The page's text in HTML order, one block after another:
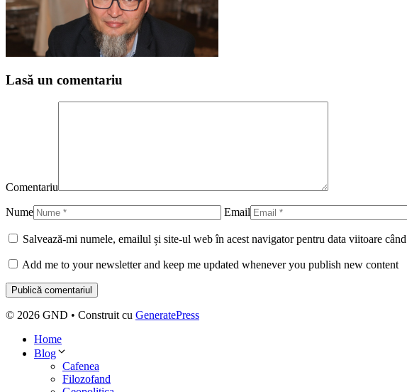
Lasă un comentariu
Comentariu
Nume Email
Salvează-mi numele, emailul și site-ul web în acest navigator pentru data viitoare
Add me to your newsletter and keep me updated whenever you publish new content
© 2026 GND • Construit cu GeneratePress
Home
Blog
Cafenea
Filozofand